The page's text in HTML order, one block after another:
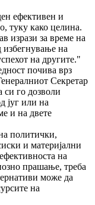
ефективен и
туку како целина.
изрази за време на
избегнување на
на другите."
почива врз
Секретар
го дозволи
југ или на
и на двете
политички,
и материјални
на
прашање, треба
може да
на